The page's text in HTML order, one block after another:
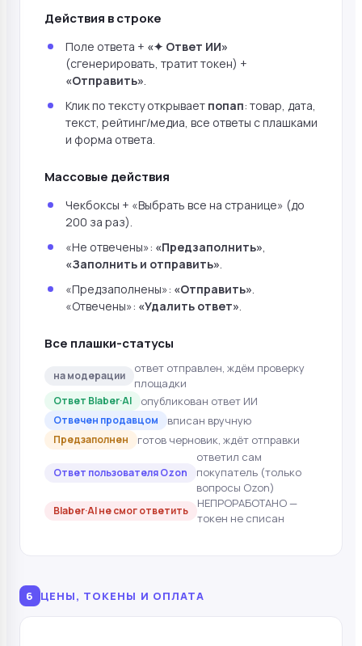
Действия в строке
Поле ответа + «✦ Ответ ИИ»
(сгенерировать, тратит токен) +
«Отправить».
Клик по тексту открывает попап: товар, дата,
текст, рейтинг/медиа, все ответы с плашками
и форма ответа.
Массовые действия
Чекбоксы + «Выбрать все на странице» (до
200 за раз).
«Не отвечены»: «Предзаполнить»,
«Заполнить и отправить».
«Предзаполнены»: «Отправить».
«Отвечены»: «Удалить ответ».
Все плашки-статусы
на модерации
ответ отправлен, ждём проверку
площадки
Ответ Blaber·AI опубликован ответ ИИ
Отвечен продавцом вписан вручную
Предзаполнен готов черновик, ждёт отправки
Ответ пользователя Ozon
ответил сам
покупатель (только
вопросы Ozon)
Blaber·AI не смог ответить
НЕПРОРАБОТАНО —
токен не списан
6 ЦЕНЫ, ТОКЕНЫ И ОПЛАТА